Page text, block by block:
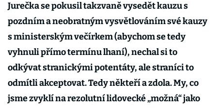
Jurečka se pokusil takzvaně vysedět kauzu s
pozdním a neobratným vysvětlováním své kauzy
s ministerským večírkem (abychom se tedy
vyhnuli přímo termínu lhaní), nechal si to
odkývat stranickými potentáty, ale straníci to
odmítli akceptovat. Tedy někteří a zdola. My, co
jsme zvyklí na rezolutní lidovecké „možná“ jako